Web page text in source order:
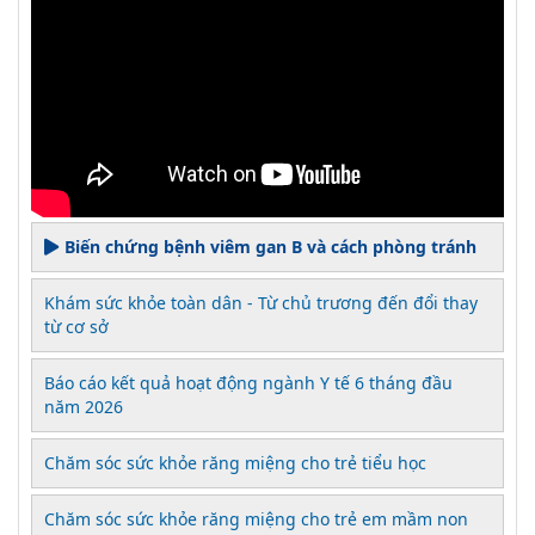
Biến chứng bệnh viêm gan B và cách phòng tránh
Khám sức khỏe toàn dân - Từ chủ trương đến đổi thay
từ cơ sở
Báo cáo kết quả hoạt động ngành Y tế 6 tháng đầu
năm 2026
Chăm sóc sức khỏe răng miệng cho trẻ tiểu học
Chăm sóc sức khỏe răng miệng cho trẻ em mầm non